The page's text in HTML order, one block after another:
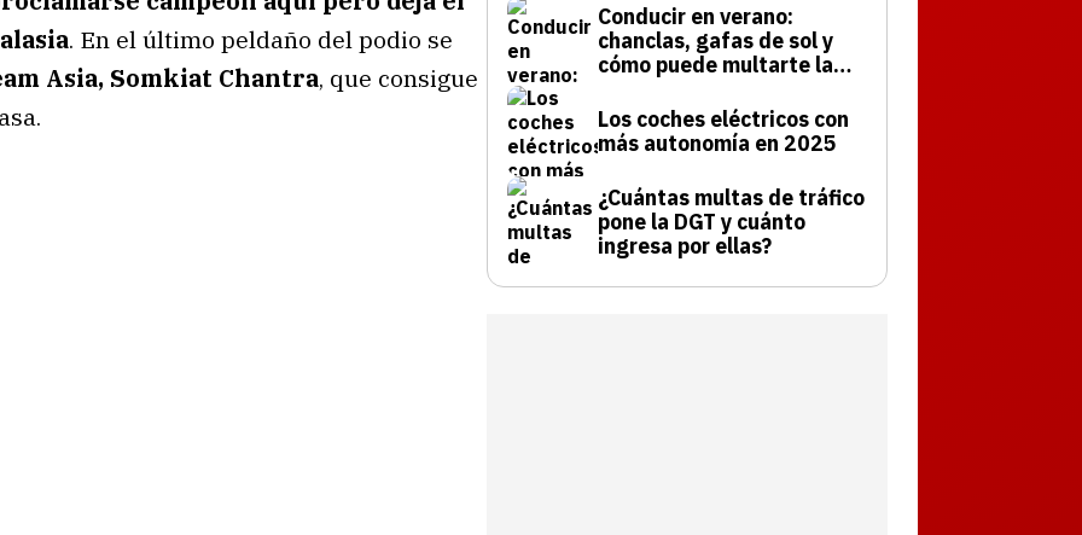
. En el último peldaño del podio se
Asia, Somkiat Chantra, que consigue
Conducir en verano:
chanclas, gafas de sol y
cómo puede multarte la
Los coches eléctricos con
más autonomía en 2025
¿Cuántas multas de tráfico
pone la DGT y cuánto
ingresa por ellas?